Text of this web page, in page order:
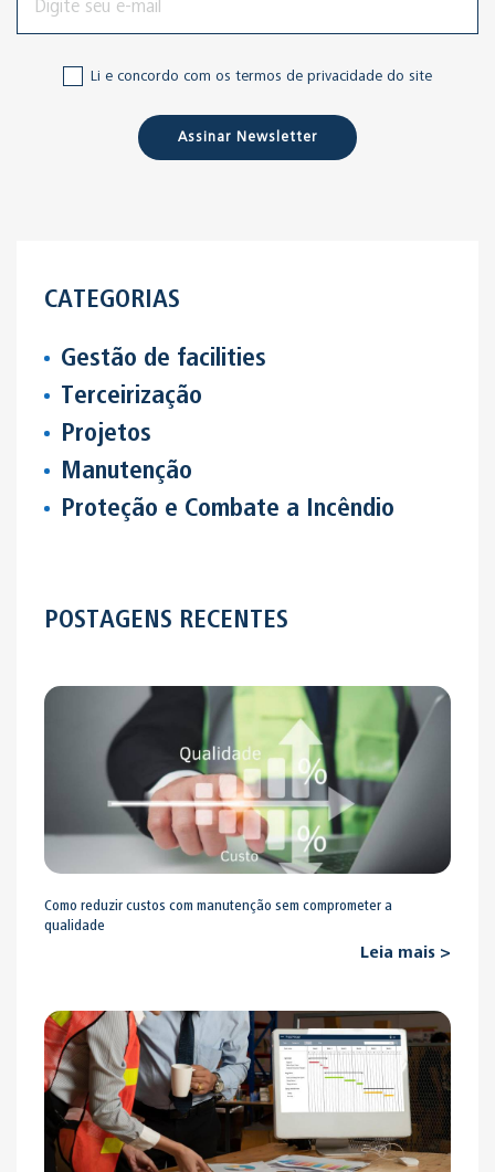
Li e concordo com os termos de privacidade do site
Assinar Newsletter
CATEGORIAS
Gestão de facilities
Terceirização
Projetos
Manutenção
Proteção e Combate a Incêndio
POSTAGENS RECENTES
Como reduzir custos com manutenção sem comprometer a
qualidade
Leia mais >